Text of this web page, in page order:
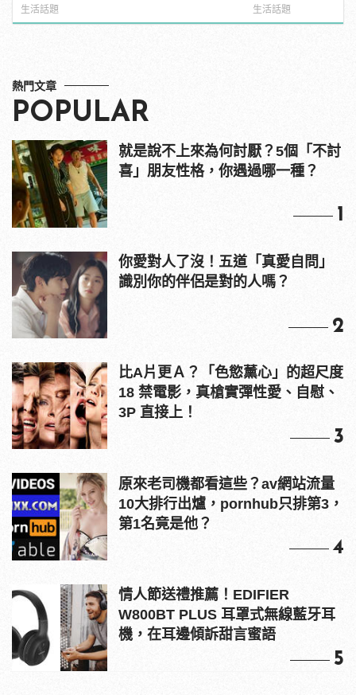
manfashion這樣變型男
生活話題 生活話題
熱門文章
POPULAR
就是說不上來為何討厭？5個「不討
喜」朋友性格，你遇過哪一種？
1
你愛對人了沒！五道「真愛自問」
識別你的伴侶是對的人嗎？
2
比A片更Ａ？「色慾薰心」的超尺度
18 禁電影，真槍實彈性愛、自慰、
3P 直接上！
3
原來老司機都看這些？av網站流量
10大排行出爐，pornhub只排第3，
第1名竟是他？
4
情人節送禮推薦！EDIFIER
W800BT PLUS 耳罩式無線藍牙耳
機，在耳邊傾訴甜言蜜語
5